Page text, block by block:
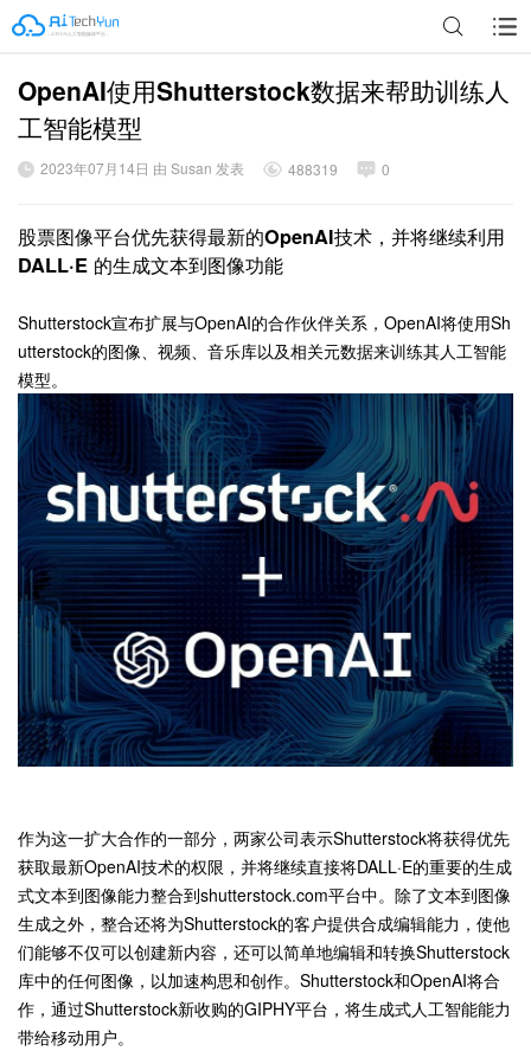
广告
OpenAI使用Shutterstock数据来帮助训练人
工智能模型
2023年07月14日 由 Susan 发表 488319 0
股票图像平台优先获得最新的OpenAI技术，并将继续利用
DALL·E 的生成文本到图像功能
Shutterstock宣布扩展与OpenAI的合作伙伴关系，OpenAI将使用Sh
utterstock的图像、视频、音乐库以及相关元数据来训练其人工智能
模型。
作为这一扩大合作的一部分，两家公司表示Shutterstock将获得优先
获取最新OpenAI技术的权限，并将继续直接将DALL·E的重要的生成
式文本到图像能力整合到shutterstock.com平台中。除了文本到图像
生成之外，整合还将为Shutterstock的客户提供合成编辑能力，使他
们能够不仅可以创建新内容，还可以简单地编辑和转换Shutterstock
库中的任何图像，以加速构思和创作。Shutterstock和OpenAI将合
作，通过Shutterstock新收购的GIPHY平台，将生成式人工智能能力
带给移动用户。